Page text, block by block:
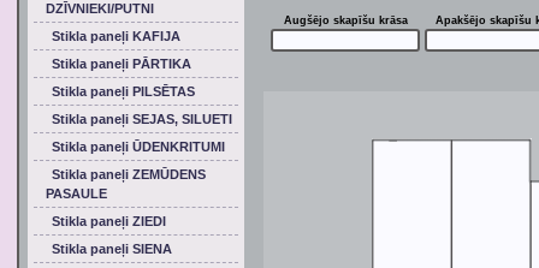
Augšējo skapīšu krāsa Apakšējo skapīšu
DZĪVNIEKI/PUTNI
Stikla paneļi KAFIJA
Stikla paneļi PĀRTIKA
Stikla paneļi PILSĒTAS
Stikla paneļi SEJAS, SILUETI
Stikla paneļi ŪDENKRITUMI
Stikla paneļi ZEMŪDENS
PASAULE
Stikla paneļi ZIEDI
Stikla paneļi SIENA